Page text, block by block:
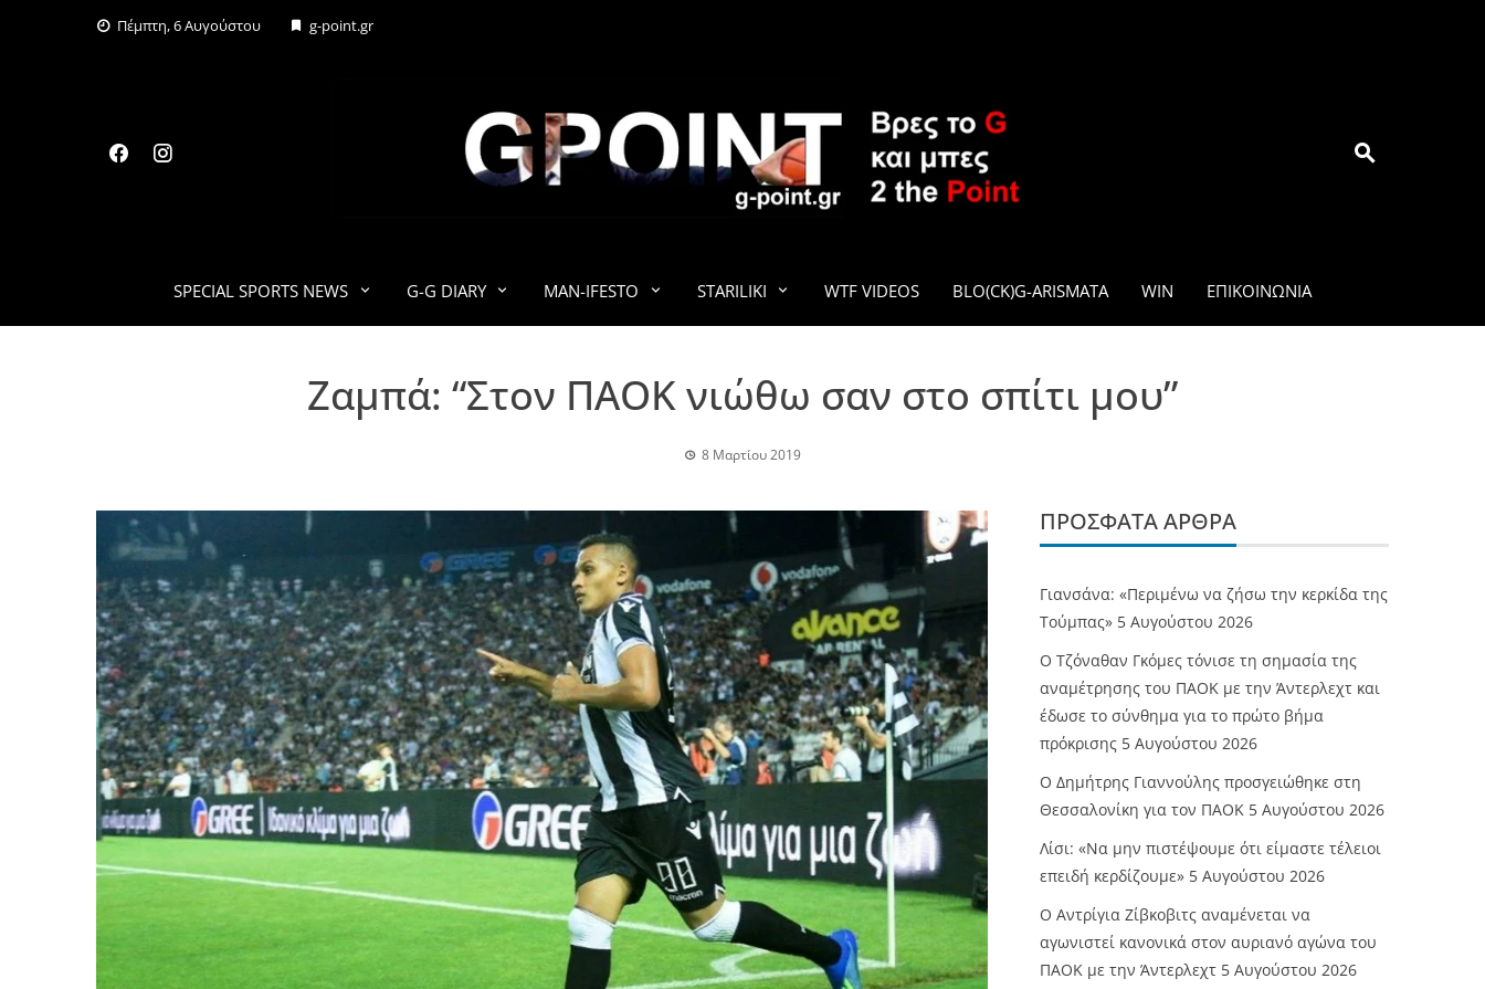
Πέμπτη, 6 Αυγούστου g-point.gr
G-POINT.GR
SPECIAL SPORTS NEWS G-G DIARY MAN-IFESTO STARILIKI WTF VIDEOS BLO(CK)G-ARISMATA WIN ΕΠΙΚΟΙΝΩΝΊΑ
Ζαμπά: “Στον ΠΑΟΚ νιώθω σαν στο σπίτι μου”
8 Μαρτίου 2019
ΠΡΌΣΦΑΤΑ ΆΡΘΡΑ
Γιανσάνα: «Περιμένω να ζήσω την κερκίδα της
Τούμπας» 5 Αυγούστου 2026
Ο Τζόναθαν Γκόμες τόνισε τη σημασία της
αναμέτρησης του ΠΑΟΚ με την Άντερλεχτ και
έδωσε το σύνθημα για το πρώτο βήμα
πρόκρισης 5 Αυγούστου 2026
Ο Δημήτρης Γιαννούλης προσγειώθηκε στη
Θεσσαλονίκη για τον ΠΑΟΚ 5 Αυγούστου 2026
Λίσι: «Να μην πιστέψουμε ότι είμαστε τέλειοι
επειδή κερδίζουμε» 5 Αυγούστου 2026
Ο Αντρίγια Ζίβκοβιτς αναμένεται να
αγωνιστεί κανονικά στον αυριανό αγώνα του
ΠΑΟΚ με την Άντερλεχτ 5 Αυγούστου 2026